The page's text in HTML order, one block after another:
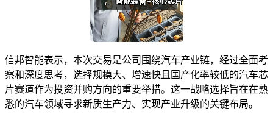
信邦智能表示，本次交易是公司围绕汽车产业链，经过全面考
察和深度思考，选择规模大、增速快且国产化率较低的汽车芯
片赛道作为投资并购方向的重要举措。这一战略选择旨在在熟
悉的汽车领域寻求新质生产力、实现产业升级的关键布局。